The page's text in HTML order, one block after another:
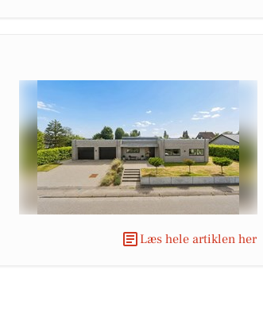
Læs hele artiklen her